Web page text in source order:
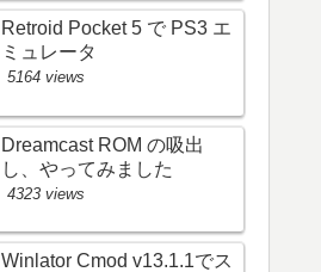
Retroid Pocket 5 で PS3 エ
ミュレータ
5164 views
Dreamcast ROM の吸出
し、やってみました
4323 views
Winlator Cmod v13.1.1でス